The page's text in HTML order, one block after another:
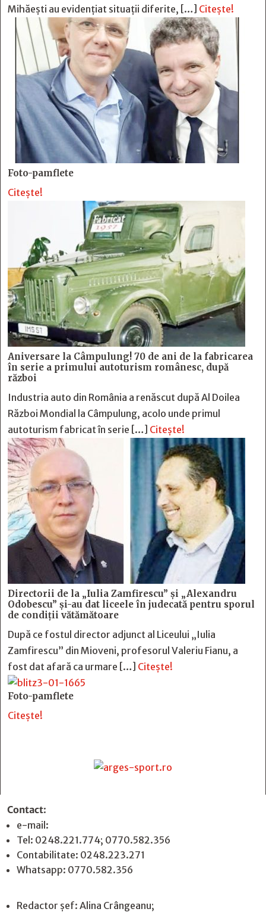
Mihăești au evidențiat situații diferite, […] Citește!
Foto-pamflete
Citește!
Aniversare la Câmpulung! 70 de ani de la fabricarea
în serie a primului autoturism românesc, după
război
Industria auto din România a renăscut după Al Doilea
Război Mondial la Câmpulung, acolo unde primul
autoturism fabricat în serie […] Citește!
Directorii de la „Iulia Zamfirescu” și „Alexandru
Odobescu” și-au dat liceele în judecată pentru sporul
de condiții vătămătoare
După ce fostul director adjunct al Liceului „Iulia
Zamfirescu” din Mioveni, profesorul Valeriu Fianu, a
fost dat afară ca urmare […] Citește!
Foto-pamflete
Citește!
Contact:
e-mail:
Tel: 0248.221.774; 0770.582.356
Contabilitate: 0248.223.271
Whatsapp: 0770.582.356
Redactor șef: Alina Crângeanu;